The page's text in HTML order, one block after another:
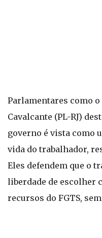
Parlamentares como o
Cavalcante (PL-RJ)
governo é vista como
vida do trabalhador,
Eles defendem que o
liberdade de escolher
recursos do FGTS,